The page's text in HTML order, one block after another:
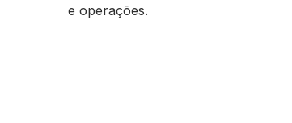
e operações.